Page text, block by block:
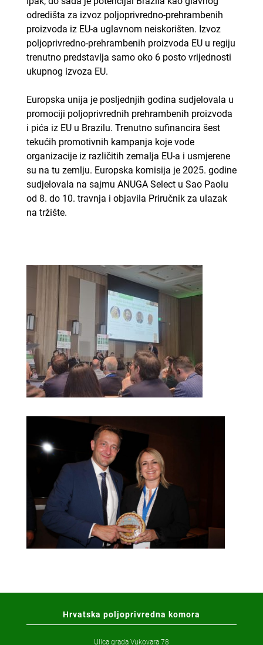
odredišta za izvoz poljoprivredno-prehrambenih
proizvoda iz EU-a uglavnom neiskorišten. Izvoz
poljoprivredno-prehrambenih proizvoda EU u regiju
trenutno predstavlja samo oko 6 posto vrijednosti
ukupnog izvoza EU.
Europska unija je posljednjih godina sudjelovala u
promociji poljoprivrednih prehrambenih proizvoda
i pića iz EU u Brazilu. Trenutno sufinancira šest
tekućih promotivnih kampanja koje vode
organizacije iz različitih zemalja EU-a i usmjerene
su na tu zemlju. Europska komisija je 2025. godine
sudjelovala na sajmu ANUGA Select u Sao Paolu
od 8. do 10. travnja i objavila Priručnik za ulazak
na tržište.
Hrvatska poljoprivredna komora
Ulica grada Vukovara 78